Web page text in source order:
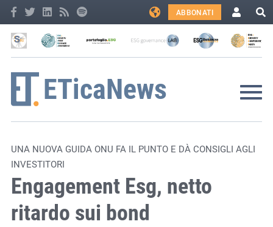
ABBONATI
UNA NUOVA GUIDA ONU FA IL PUNTO E DÀ CONSIGLI AGLI
INVESTITORI
Engagement Esg, netto
ritardo sui bond